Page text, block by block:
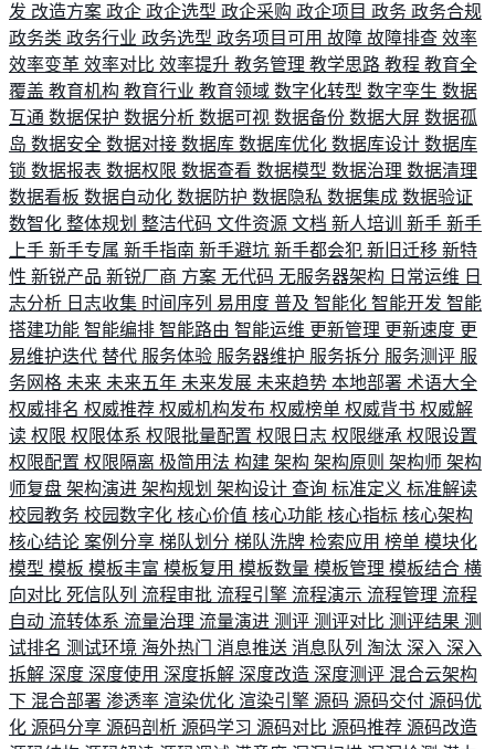
发 改造方案 政企 政企选型 政企采购 政企项目 政务 政务合规
政务类 政务行业 政务选型 政务项目可用 故障 故障排查 效率
效率变革 效率对比 效率提升 教务管理 教学思路 教程 教育全
覆盖 教育机构 教育行业 教育领域 数字化转型 数字孪生 数据
互通 数据保护 数据分析 数据可视 数据备份 数据大屏 数据孤
岛 数据安全 数据对接 数据库 数据库优化 数据库设计 数据库
锁 数据报表 数据权限 数据查看 数据模型 数据治理 数据清理
数据看板 数据自动化 数据防护 数据隐私 数据集成 数据验证
数智化 整体规划 整洁代码 文件资源 文档 新人培训 新手 新手
上手 新手专属 新手指南 新手避坑 新手都会犯 新旧迁移 新特
性 新锐产品 新锐厂商 方案 无代码 无服务器架构 日常运维 日
志分析 日志收集 时间序列 易用度 普及 智能化 智能开发 智能
搭建功能 智能编排 智能路由 智能运维 更新管理 更新速度 更
易维护迭代 替代 服务体验 服务器维护 服务拆分 服务测评 服
务网格 未来 未来五年 未来发展 未来趋势 本地部署 术语大全
权威排名 权威推荐 权威机构发布 权威榜单 权威背书 权威解
读 权限 权限体系 权限批量配置 权限日志 权限继承 权限设置
权限配置 权限隔离 极简用法 构建 架构 架构原则 架构师 架构
师复盘 架构演进 架构规划 架构设计 查询 标准定义 标准解读
校园教务 校园数字化 核心价值 核心功能 核心指标 核心架构
核心结论 案例分享 梯队划分 梯队洗牌 检索应用 榜单 模块化
模型 模板 模板丰富 模板复用 模板数量 模板管理 模板结合 横
向对比 死信队列 流程审批 流程引擎 流程演示 流程管理 流程
自动 流转体系 流量治理 流量演进 测评 测评对比 测评结果 测
试排名 测试环境 海外热门 消息推送 消息队列 淘汰 深入 深入
拆解 深度 深度使用 深度拆解 深度改造 深度测评 混合云架构
下 混合部署 渗透率 渲染优化 渲染引擎 源码 源码交付 源码优
化 源码分享 源码剖析 源码学习 源码对比 源码推荐 源码改造